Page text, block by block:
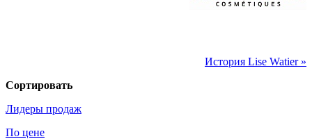
История Lise Watier »
Сортировать
Лидеры продаж
По цене